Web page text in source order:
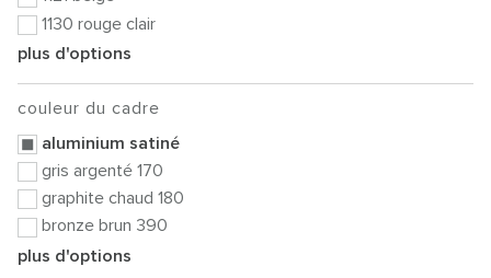
1130 rouge clair
plus d'options
couleur du cadre
aluminium satiné
gris argenté 170
graphite chaud 180
bronze brun 390
plus d'options